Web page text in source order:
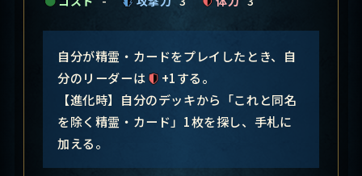
自分が精霊・カードをプレイしたとき、自
分のリーダーは
+1する。
【進化時】自分のデッキから「これと同名
を除く精霊・カード」1枚を探し、手札に
加える。